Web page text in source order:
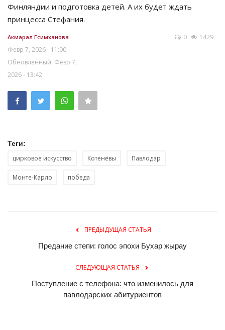
Финляндии и подготовка детей. А их будет ждать
принцесса Стефания.
Акмарал Есимханова
Февр 7, 2026 - 11:00
Обновленный: Февр 7,
2026 - 13:42
0 1429
Теги:
цирковое искусство Котенёвы Павлодар
Монте-Карло победа
ПРЕДЫДУЩАЯ СТАТЬЯ
Предание степи: голос эпохи Бухар жырау
СЛЕДУЮЩАЯ СТАТЬЯ
Поступление с телефона: что изменилось для
павлодарских абитуриентов